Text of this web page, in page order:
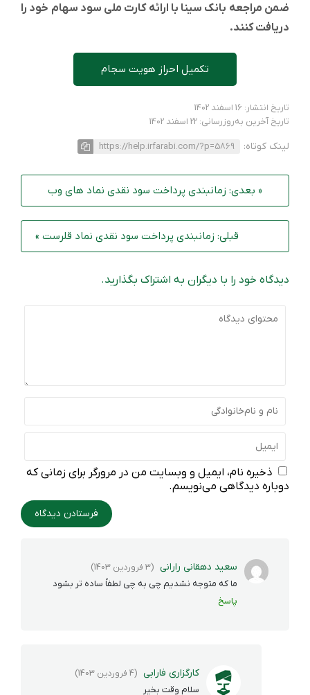
ضمن مراجعه بانک سینا با ارائه کارت ملی سود سهام خود را
دریافت کنند.
تکمیل احراز هویت سجام
تاریخ انتشار: 16 اسفند 1402
تاریخ آخرین به‌روزرسانی: 22 اسفند 1402
لینک کوتاه: https://help.irfarabi.com/?p=5869
« بعدی: زمانبندی پرداخت سود نقدی نماد‌ های وب
قبلی: زمانبندی پرداخت سود نقدی نماد قلرست »
دیدگاه خود را با دیگران به اشتراک بگذارید.
ذخیره نام، ایمیل و وبسایت من در مرورگر برای زمانی که
دوباره دیدگاهی می‌نویسم.
سعید دهقانی رارانی (3 فروردین 1403)
ما که متوجه نشدیم چی به چی لطفاً ساده تر بشود
پاسخ
کارگزاری فارابی (4 فروردین 1403)
سلام وقت بخیر